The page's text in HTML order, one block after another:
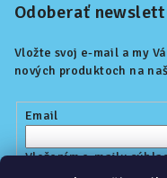
Odoberať
Vložte svoj e-mail a my
nových produktoch na
Email
Vložením e-mailu